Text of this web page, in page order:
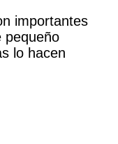
importantes
pequeño
lo hacen